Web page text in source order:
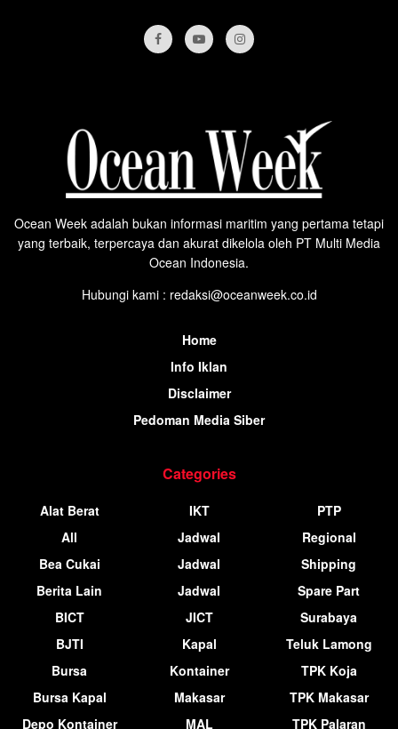
Ocean Week adalah bukan informasi maritim yang pertama tetapi
yang terbaik, terpercaya dan akurat dikelola oleh PT Multi Media
Ocean Indonesia.
Hubungi kami : redaksi@oceanweek.co.id
Home
Info Iklan
Disclaimer
Pedoman Media Siber
Categories
Alat Berat
All
Bea Cukai
Berita Lain
BICT
BJTI
Bursa
Bursa Kapal
Depo Kontainer
IKT
Jadwal
Jadwal
Jadwal
JICT
Kapal
Kontainer
Makasar
MAL
PTP
Regional
Shipping
Spare Part
Surabaya
Teluk Lamong
TPK Koja
TPK Makasar
TPK Palaran